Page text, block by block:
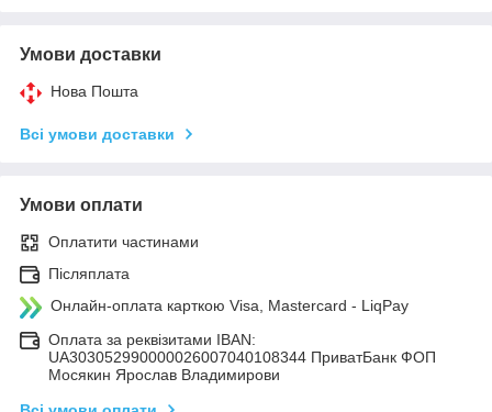
Умови доставки
Нова Пошта
Всі умови доставки
Умови оплати
Оплатити частинами
Післяплата
Онлайн-оплата карткою Visa, Mastercard - LiqPay
Оплата за реквізитами IBAN:
UA303052990000026007040108344 ПриватБанк ФОП
Мосякин Ярослав Владимирови